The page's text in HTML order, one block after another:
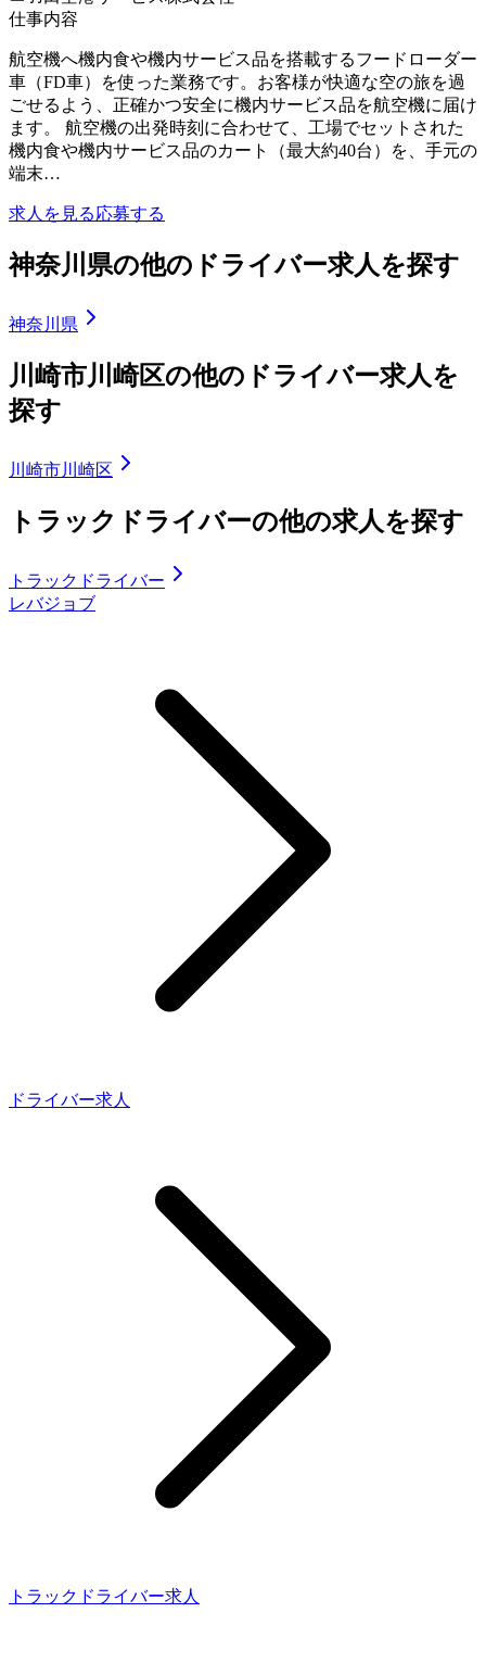
仕事内容
航空機へ機内食や機内サービス品を搭載するフードローダー
車（FD車）を使った業務です。お客様が快適な空の旅を過
ごせるよう、正確かつ安全に機内サービス品を航空機に届け
ます。 航空機の出発時刻に合わせて、工場でセットされた
機内食や機内サービス品のカート（最大約40台）を、手元の
端末…
求人を見る応募する
神奈川県の他のドライバー求人を探す
神奈川県
川崎市川崎区の他のドライバー求人を
探す
川崎市川崎区
トラックドライバーの他の求人を探す
トラックドライバー
レバジョブ
ドライバー求人
トラックドライバー求人